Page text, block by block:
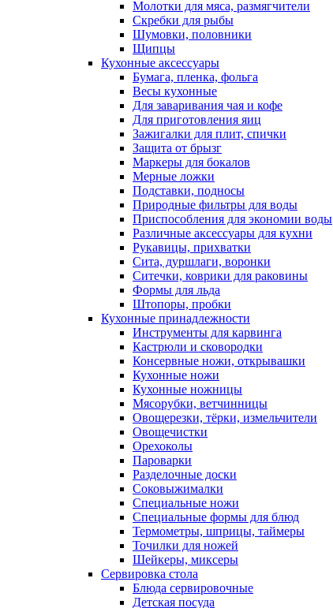
Молотки для мяса, размягчители
Скребки для рыбы
Шумовки, половники
Щипцы
Кухонные аксессуары
Бумага, пленка, фольга
Весы кухонные
Для заваривания чая и кофе
Для приготовления яиц
Зажигалки для плит, спички
Защита от брызг
Маркеры для бокалов
Мерные ложки
Подставки, подносы
Природные фильтры для воды
Приспособления для экономии воды
Различные аксессуары для кухни
Рукавицы, прихватки
Сита, дуршлаги, воронки
Ситечки, коврики для раковины
Формы для льда
Штопоры, пробки
Кухонные принадлежности
Инструменты для карвинга
Кастрюли и сковородки
Консервные ножи, открывашки
Кухонные ножи
Кухонные ножницы
Мясорубки, ветчинницы
Овощерезки, тёрки, измельчители
Овощечистки
Орехоколы
Пароварки
Разделочные доски
Соковыжималки
Специальные ножи
Специальные формы для блюд
Термометры, шприцы, таймеры
Точилки для ножей
Шейкеры, миксеры
Сервировка стола
Блюда сервировочные
Детская посуда